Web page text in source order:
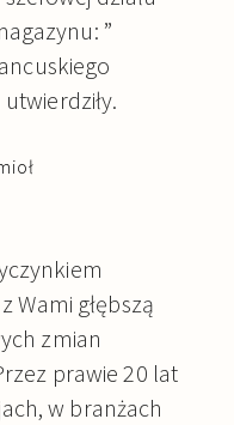
”
Wami głębszą
zmian
prawie 20 lat
w branżach